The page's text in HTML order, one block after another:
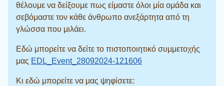
θέλουμε να δείξουμε πως είμαστε όλοι μία ομάδα και
σεβόμαστε τον κάθε άνθρωπο ανεξάρτητα από τη
γλώσσα που μιλάει.
Εδώ μπορείτε να δείτε το πιστοποιητικό συμμετοχής
μας EDL_Event_28092024-121606
Κι εδώ μπορείτε να μας ψηφίσετε: